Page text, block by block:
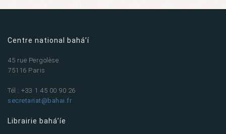
Centre national bahá’í
45 rue Pergolèse
75116 Paris
Tél : +33 1 45 00 90 26
secretariat@bahai.fr
Librairie bahá’íe